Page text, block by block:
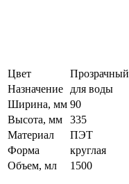
Цвет
Прозрачный
Назначение
для воды
Ширина, мм 90
Высота, мм
335
Материал
ПЭТ
Форма
круглая
Объем, мл
1500